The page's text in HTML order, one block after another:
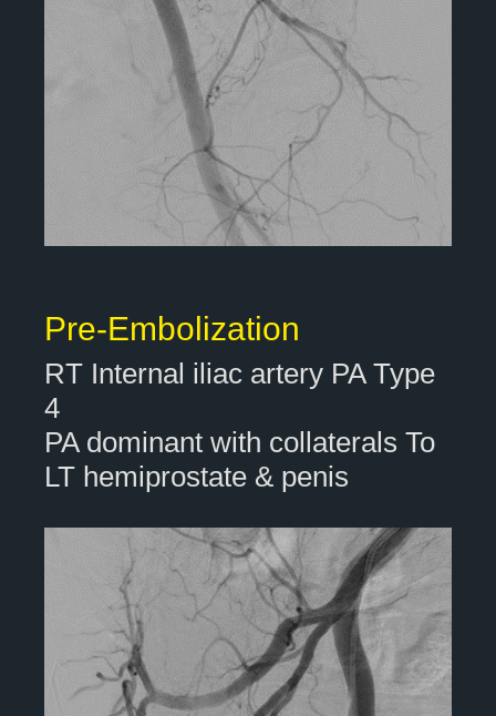
Pre-Embolization
RT Internal iliac artery PA Type
4
PA dominant with collaterals To
LT hemiprostate & penis